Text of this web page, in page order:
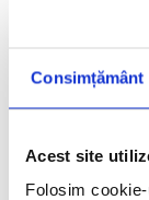
Consimțământ
Acest site
Folosim
Hotelul Cullinan
Kadriye, la 3,2